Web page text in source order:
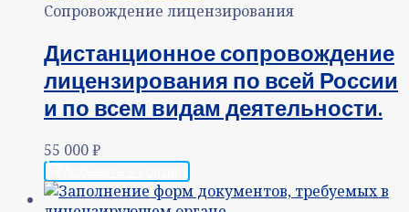
Сопровождение лицензирования
Дистанционное сопровождение
лицензирования по всей России
и по всем видам деятельности.
55 000₽